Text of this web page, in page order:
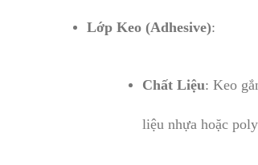
Lớp Keo (Adhesive):
Chất Liệu: Keo
liệu nhựa hoặc